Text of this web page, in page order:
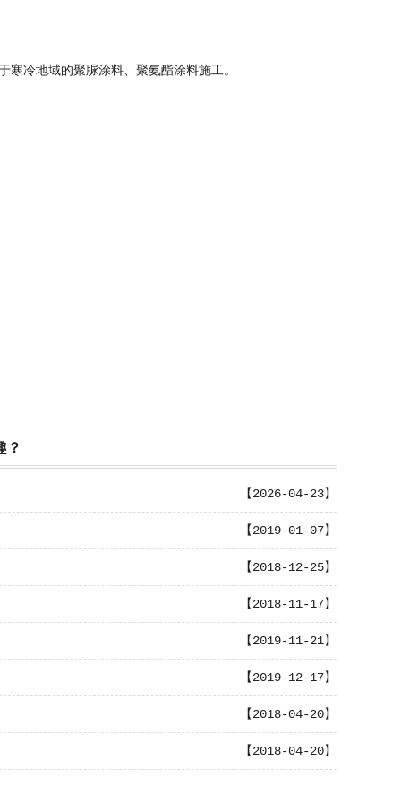
冷地域的聚脲涂料、聚氨酯涂料施工。
？
【2026-04-23】
【2019-01-07】
【2018-12-25】
【2018-11-17】
【2019-11-21】
【2019-12-17】
【2018-04-20】
【2018-04-20】